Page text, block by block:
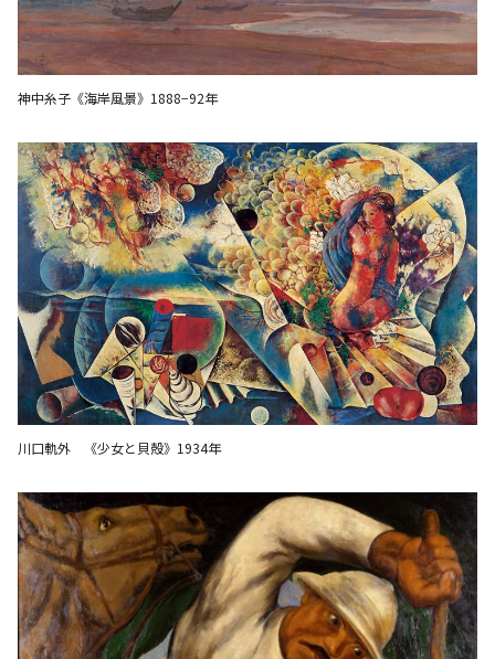
神中糸子《海岸風景》1888−92年
川口軌外 《少女と貝殻》1934年